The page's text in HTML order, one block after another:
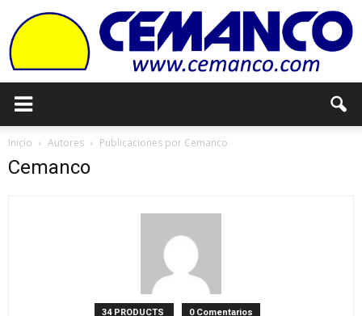
Inicio Autores Publicaciones por Cemanco
Cemanco
34 PRODUCTS 0 Comentarios